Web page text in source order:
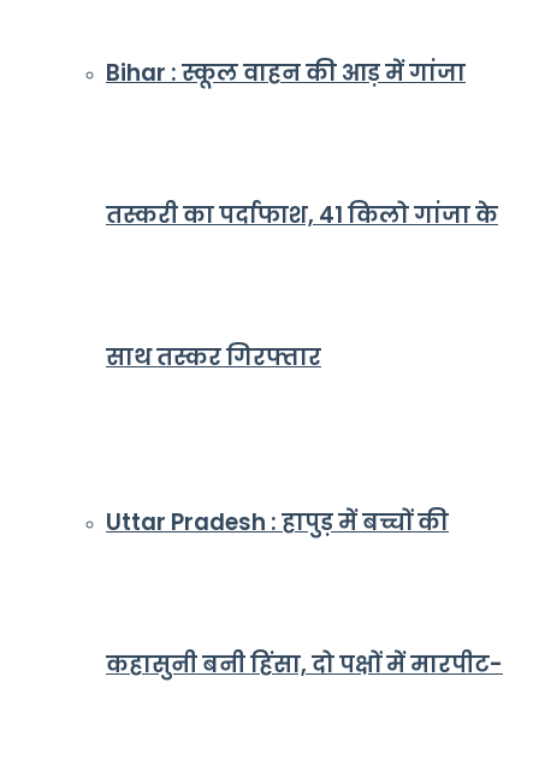
Bihar : स्कूल वाहन की आड़ में गांजा
तस्करी का पर्दाफाश, 41 किलो गांजा के
साथ तस्कर गिरफ्तार
Uttar Pradesh : हापुड़ में बच्चों की
कहासुनी बनी हिंसा, दो पक्षों में मारपीट-